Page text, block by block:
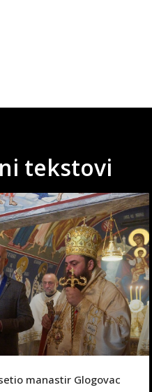
tekstovi
manastir Glogovac